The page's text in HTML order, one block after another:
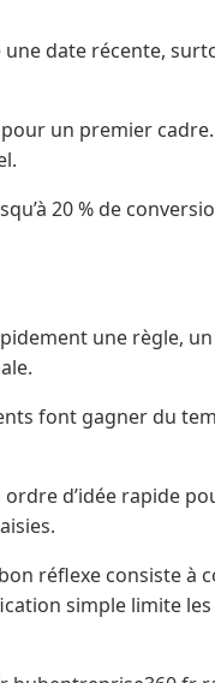
date récente,
un premier
20 % de
une règle,
font gagner du
ordre d’idée rapide
bon réflexe consiste
simple limite